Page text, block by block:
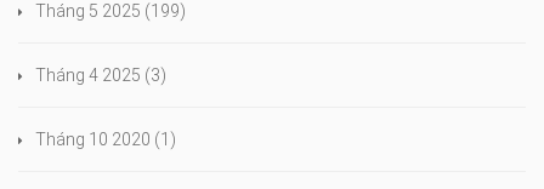
Tháng 5 2025 (199)
Tháng 4 2025 (3)
Tháng 10 2020 (1)